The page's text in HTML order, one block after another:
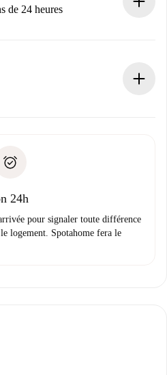
de 24 heures
et nous vous proposerons
n'est signalé.
24h
pour signaler toute différence
logement. Spotahome fera le